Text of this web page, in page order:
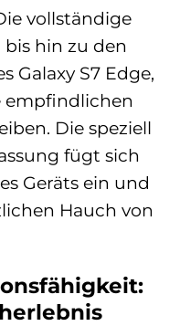
vollständige
hin zu den
Galaxy S7 Edge,
empfindlichen
Die speziell
fügt sich
Geräts ein und
Hauch von